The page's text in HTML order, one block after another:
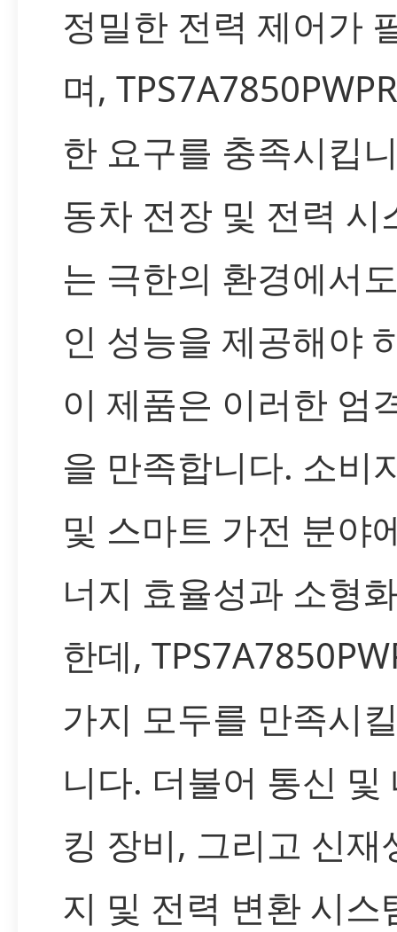
정밀한 전력 제어가
며,
한 요구를 충족시킵
동차 전장 및 전력 시
는 극한의 환경에서
인 성능을 제공해야
이 제품은 이러한 엄
을 만족합니다. 소비
및 스마트 가전 분야
너지 효율성과 소형
한데,
가지 모두를 만족시
니다. 더불어 통신 및
킹 장비, 그리고 신재
지 및 전력 변환 시스